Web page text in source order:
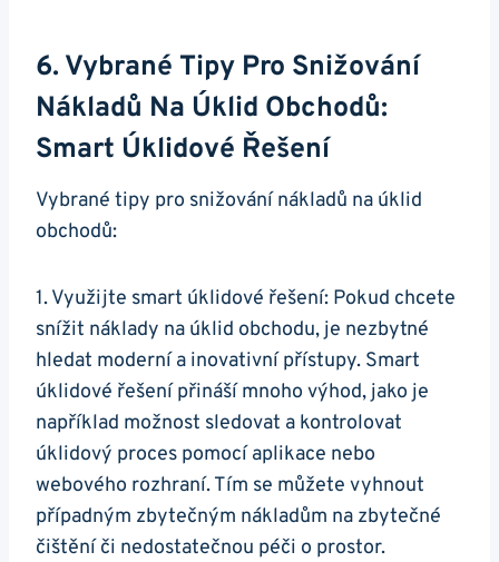
6. Vybrané Tipy Pro Snižování
Nákladů Na Úklid Obchodů:
Smart Úklidové Řešení
Vybrané tipy pro snižování nákladů na úklid
obchodů:
1. Využijte smart úklidové řešení: Pokud chcete
snížit náklady na úklid obchodu, je nezbytné
hledat moderní a inovativní přístupy. Smart
úklidové řešení přináší mnoho výhod, jako je
například možnost sledovat a kontrolovat
úklidový proces pomocí aplikace nebo
webového rozhraní. Tím se můžete vyhnout
případným zbytečným nákladům na zbytečné
čištění či nedostatečnou péči o prostor.